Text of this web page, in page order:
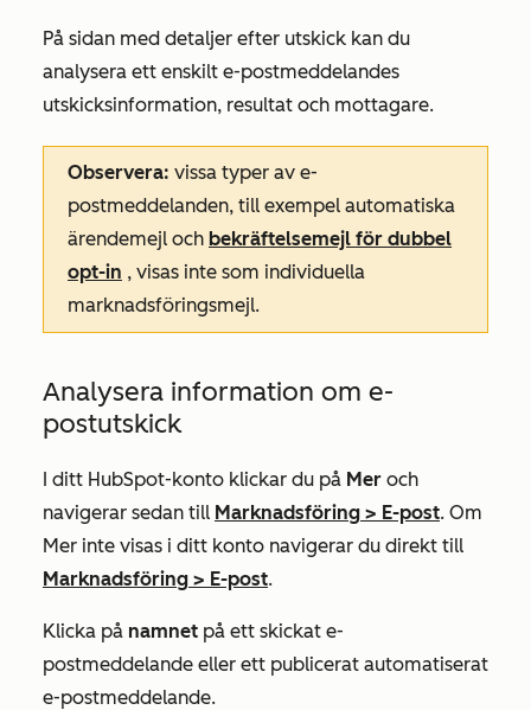
På sidan med detaljer efter utskick kan du
analysera ett enskilt e-postmeddelandes
utskicksinformation, resultat och mottagare.
Observera: vissa typer av e-
postmeddelanden, till exempel automatiska
ärendemejl och bekräftelsemejl för dubbel
opt-in , visas inte som individuella
marknadsföringsmejl.
Analysera information om e-
postutskick
I ditt HubSpot-konto klickar du på Mer och
navigerar sedan till Marknadsföring > E-post. Om
Mer inte visas i ditt konto navigerar du direkt till
Marknadsföring > E-post.
Klicka på namnet på ett skickat e-
postmeddelande eller ett publicerat automatiserat
e-postmeddelande.